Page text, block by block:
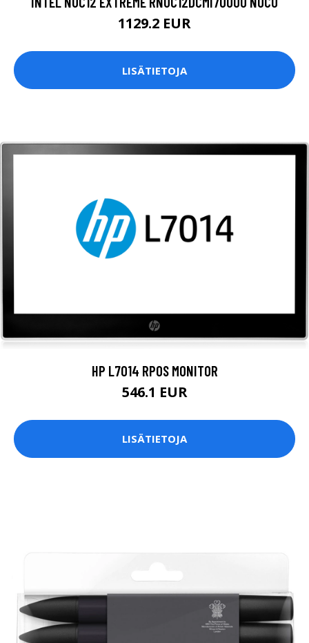
1129.2 EUR
LISÄTIETOJA
HP L7014 RPOS MONITOR
546.1 EUR
LISÄTIETOJA